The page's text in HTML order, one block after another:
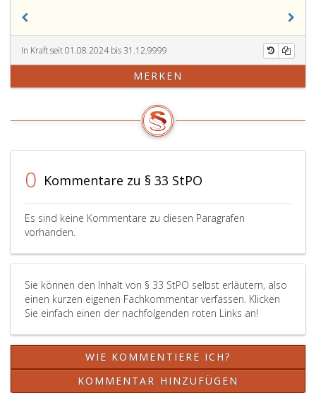
Oberlandesgerichts
entscheidet
über
Beschwerden
Entscheidungen
über
Pauschalkostenbeitrag
Paragraph
Absatz
den
zu
den
Kosten
der
Verteidigung
im
Ermittlungsverfahren
In Kraft seit 01.08.2024 bis 31.12.9999
MERKEN
0 Kommentare zu § 33 StPO
Es sind keine Kommentare zu diesen Paragrafen
vorhanden.
Sie können den Inhalt von § 33 StPO selbst erläutern, also
einen kurzen eigenen Fachkommentar verfassen. Klicken
Sie einfach einen der nachfolgenden roten Links an!
WIE KOMMENTIERE ICH?
KOMMENTAR HINZUFÜGEN